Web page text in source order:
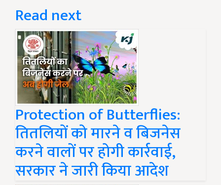
Read next
Protection of Butterflies:
तितलियों को मारने व बिजनेस
करने वालों पर होगी कार्रवाई,
सरकार ने जारी किया आदेश